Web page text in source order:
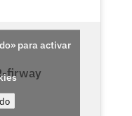
firway
para activar